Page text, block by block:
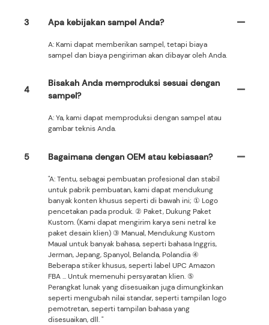
3 Apa kebijakan sampel Anda?
A: Kami dapat memberikan sampel, tetapi biaya
sampel dan biaya pengiriman akan dibayar oleh Anda.
4
Bisakah Anda memproduksi sesuai dengan
sampel?
A: Ya, kami dapat memproduksi dengan sampel atau
gambar teknis Anda.
5 Bagaimana dengan OEM atau kebiasaan?
"A: Tentu, sebagai pembuatan profesional dan stabil
untuk pabrik pembuatan, kami dapat mendukung
banyak konten khusus seperti di bawah ini; ① Logo
pencetakan pada produk. ② Paket, Dukung Paket
Kustom. (Kami dapat mengirim karya seni netral ke
paket desain klien) ③ Manual, Mendukung Kustom
Maual untuk banyak bahasa, seperti bahasa Inggris,
Jerman, Jepang, Spanyol, Belanda, Polandia ④
Beberapa stiker khusus, seperti label UPC Amazon
FBA ... Untuk memenuhi persyaratan klien. ⑤
Perangkat lunak yang disesuaikan juga dimungkinkan
seperti mengubah nilai standar, seperti tampilan logo
pemotretan, seperti tampilan bahasa yang
disesuaikan, dll. "